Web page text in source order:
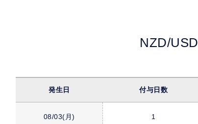
NZD/USD
発生日 付与日数
08/03(月) 1